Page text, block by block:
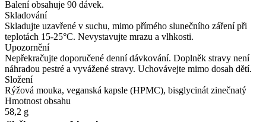
Balení obsahuje 90 dávek.
Skladování
Skladujte uzavřené v suchu, mimo přímého slunečního záření při
teplotách 15-25°C. Nevystavujte mrazu a vlhkosti.
Upozornění
Nepřekračujte doporučené denní dávkování. Doplněk stravy není
náhradou pestré a vyvážené stravy. Uchovávejte mimo dosah dětí.
Složení
Rýžová mouka, veganská kapsle (HPMC), bisglycinát zinečnatý
Hmotnost obsahu
58,2 g